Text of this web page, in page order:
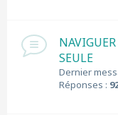
SEULE
Dernier
Réponses :